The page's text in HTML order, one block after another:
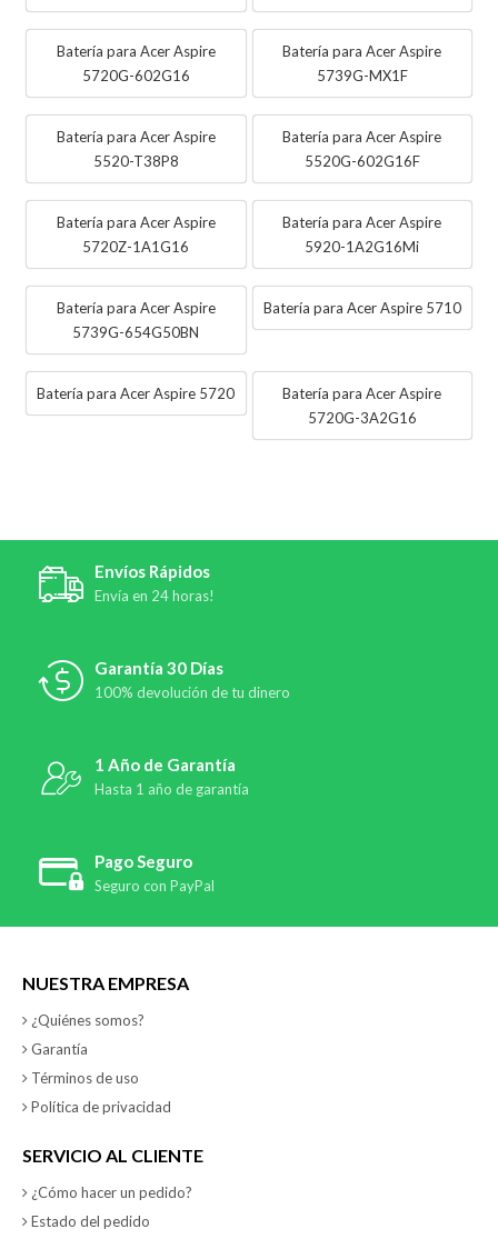
Batería para Acer Aspire
5720G-602G16
Batería para Acer Aspire
5739G-MX1F
Batería para Acer Aspire
5520-T38P8
Batería para Acer Aspire
5520G-602G16F
Batería para Acer Aspire
5720Z-1A1G16
Batería para Acer Aspire
5920-1A2G16Mi
Batería para Acer Aspire
5739G-654G50BN
Batería para Acer Aspire 5710
Batería para Acer Aspire 5720
Batería para Acer Aspire
5720G-3A2G16
Envíos Rápidos
Envía en 24 horas!
Garantía 30 Días
100% devolución de tu dinero
1 Año de Garantía
Hasta 1 año de garantía
Pago Seguro
Seguro con PayPal
NUESTRA EMPRESA
¿Quiénes somos?
Garantía
Términos de uso
Política de privacidad
SERVICIO AL CLIENTE
¿Cómo hacer un pedido?
Estado del pedido